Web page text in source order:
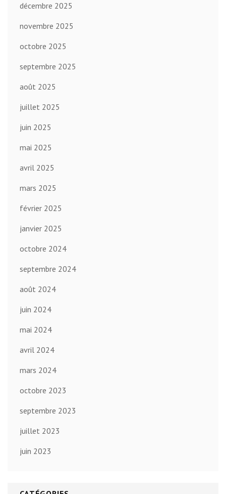
décembre 2025
novembre 2025
octobre 2025
septembre 2025
août 2025
juillet 2025
juin 2025
mai 2025
avril 2025
mars 2025
février 2025
janvier 2025
octobre 2024
septembre 2024
août 2024
juin 2024
mai 2024
avril 2024
mars 2024
octobre 2023
septembre 2023
juillet 2023
juin 2023